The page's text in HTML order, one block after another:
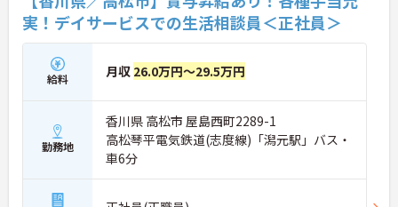
実！デイサービスでの生活相談員＜正社員＞
給料 月収 26.0万円～29.5万円
勤務地
香川県 高松市 屋島西町2289-1
高松琴平電気鉄道(志度線)「潟元駅」バス・
車6分